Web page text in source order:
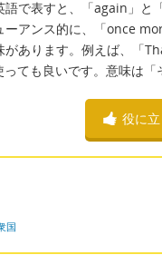
語で表すと、「again」
ーアンス的に、「once
があります。例えば、
ても良いです。意味は「
役に
国